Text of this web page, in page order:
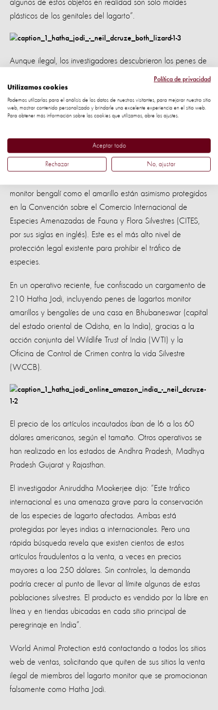
algunos de estos objetos en realidad son solo moldes
plásticos de los genitales del lagarto”.
Aunque ilegal, los investigadores descubrieron los penes de
lagartos monitor vendidos como "Hatha Jodi" disponibles
para la compra de los principales minoristas en línea
incluyendo Amazon, Ebay y Etsy en el Reino Unido y
EE.UU. Encontraron cientos de artículos, algunos con un
Los lagartos monitor son especies amenazadas protegidas
monitor bengalí como el amarillo están asimismo protegidos
en la Convención sobre el Comercio Internacional de
Especies Amenazadas de Fauna y Flora Silvestres (CITES,
por sus siglas en inglés). Este es el más alto nivel de
protección legal existente para prohibir el tráfico de
especies.
En un operativo reciente, fue confiscado un cargamento de
210 Hatha Jodi, incluyendo penes de lagartos monitor
amarillos y bengalíes de una casa en Bhubaneswar (capital
del estado oriental de Odisha, en la India), gracias a la
acción conjunta del Wildlife Trust of India (WTI) y la
Oficina de Control de Crimen contra la vida Silvestre
(WCCB).
El precio de los artículos incautados iban de l6 a los 60
dólares americanos, según el tamaño. Otros operativos se
han realizado en los estados de Andhra Pradesh, Madhya
Pradesh Gujarat y Rajasthan.
El investigador Aniruddha Mookerjee dijo: “Este tráfico
internacional es una amenaza grave para la conservación
de las especies de lagarto afectadas. Ambas está
protegidas por leyes indias a internacionales. Pero una
rápida búsqueda revela que existen cientos de estos
artículos fraudulentos a la venta, a veces en precios
mayores a loa 250 dólares. Sin controles, la demanda
podría crecer al punto de llevar al límite algunas de estas
poblaciones silvestres. El producto es vendido por la libre en
línea y en tiendas ubicadas en cada sitio principal de
peregrinaje en India”.
World Animal Protection está contactando a todos los sitios
web de ventas, solicitando que quiten de sus sitios la venta
ilegal de miembros del lagarto monitor que se promocionan
falsamente como Hatha Jodi.
Política de privacidad
Utilizamos cookies
Podemos utilizarlas para el análisis de los datos de nuestros visitantes, para mejorar nuestro sitio
web, mostrar contenido personalizado y brindarle una excelente experiencia en el sitio web.
Para obtener más información sobre las cookies que utilizamos, abre los ajustes.
Aceptar todo
Rechazar No, ajustar